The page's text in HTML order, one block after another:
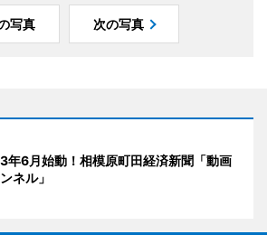
写真 次の写真
年6月始動！相模原町田経済新聞「動画
ネル」